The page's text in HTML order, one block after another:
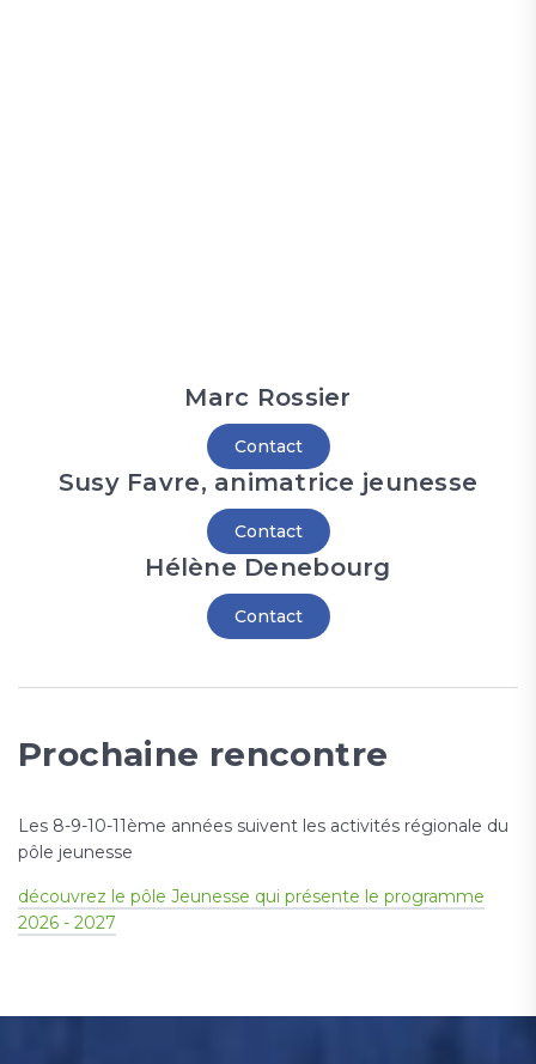
Marc Rossier
Contact
Susy Favre, animatrice jeunesse
Contact
Hélène Denebourg
Contact
Prochaine rencontre
Les 8-9-10-11ème années suivent les activités régionale du
pôle jeunesse
découvrez le pôle Jeunesse qui présente le programme
2026 - 2027